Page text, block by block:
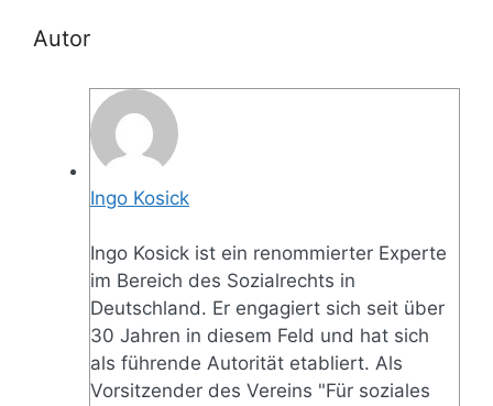
Autor
Ingo Kosick
Ingo Kosick ist ein renommierter Experte
im Bereich des Sozialrechts in
Deutschland. Er engagiert sich seit über
30 Jahren in diesem Feld und hat sich
als führende Autorität etabliert. Als
Vorsitzender des Vereins "Für soziales